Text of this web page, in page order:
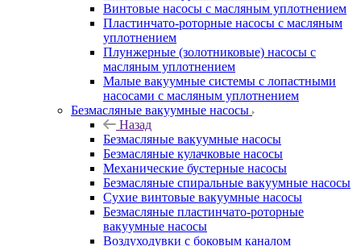
Винтовые насосы с масляным уплотнением
Пластинчато-роторные насосы с масляным
уплотнением
Плунжерные (золотниковые) насосы с
масляным уплотнением
Малые вакуумные системы с лопастными
насосами с масляным уплотнением
Безмасляные вакуумные насосы
Назад
Безмасляные вакуумные насосы
Безмасляные кулачковые насосы
Механические бустерные насосы
Безмасляные спиральные вакуумные насосы
Сухие винтовые вакуумные насосы
Безмасляные пластинчато-роторные
вакуумные насосы
Воздуходувки с боковым каналом